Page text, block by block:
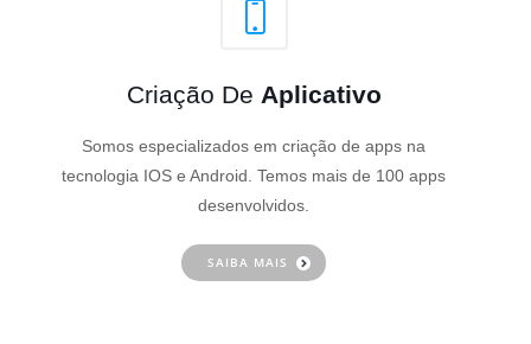
Criação De Aplicativo
Somos especializados em criação de apps na
tecnologia IOS e Android. Temos mais de 100 apps
desenvolvidos.
SAIBA MAIS